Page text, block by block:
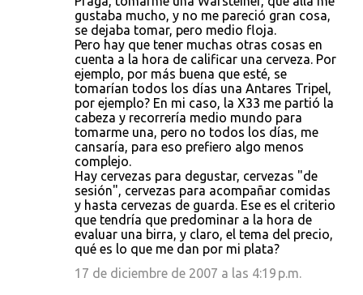
gustaba mucho, y no me pareció gran cosa,
se dejaba tomar, pero medio floja.
Pero hay que tener muchas otras cosas en
cuenta a la hora de calificar una cerveza. Por
ejemplo, por más buena que esté, se
tomarían todos los días una Antares Tripel,
por ejemplo? En mi caso, la X33 me partió la
cabeza y recorrería medio mundo para
tomarme una, pero no todos los días, me
cansaría, para eso prefiero algo menos
complejo.
Hay cervezas para degustar, cervezas "de
sesión", cervezas para acompañar comidas
y hasta cervezas de guarda. Ese es el criterio
que tendría que predominar a la hora de
evaluar una birra, y claro, el tema del precio,
qué es lo que me dan por mi plata?
17 de diciembre de 2007 a las 4:19 p.m.